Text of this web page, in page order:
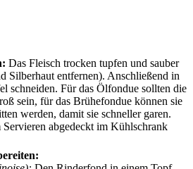
Das Fleisch trocken tupfen und sauber
Silberhaut entfernen). Anschließend in
schneiden. Für das Ölfondue sollten die
sein, für das Brühefondue können sie
werden, damit sie schneller garen.
abgedeckt im Kühlschrank